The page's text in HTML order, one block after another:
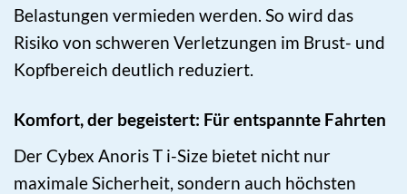
Belastungen vermieden werden. So wird das
Risiko von schweren Verletzungen im Brust- und
Kopfbereich deutlich reduziert.
Komfort, der begeistert: Für entspannte Fahrten
Der Cybex Anoris T i-Size bietet nicht nur
maximale Sicherheit, sondern auch höchsten